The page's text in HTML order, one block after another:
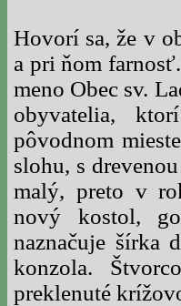
Hovorí sa, že v
a pri ňom
meno Obec sv.
obyvatelia,
pôvodnom
slohu, s
malý, preto v
nový kostol,
naznačuje šírka
konzola.
preklenuté